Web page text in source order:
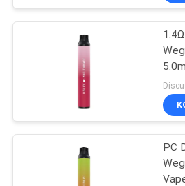
Nachfüllbare
Zigarette
PC